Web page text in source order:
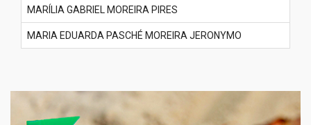
MARÍLIA GABRIEL MOREIRA PIRES
MARIA EDUARDA PASCHÉ MOREIRA JERONYMO